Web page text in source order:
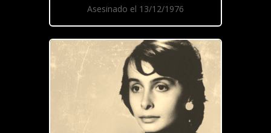
Asesinado el 13/12/1976